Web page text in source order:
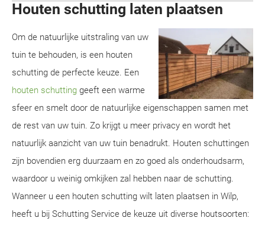
Houten schutting laten plaatsen
Om de natuurlijke uitstraling van uw
tuin te behouden, is een houten
schutting de perfecte keuze. Een
houten schutting geeft een warme
sfeer en smelt door de natuurlijke eigenschappen samen met
de rest van uw tuin. Zo krijgt u meer privacy en wordt het
natuurlijk aanzicht van uw tuin benadrukt. Houten schuttingen
zijn bovendien erg duurzaam en zo goed als onderhoudsarm,
waardoor u weinig omkijken zal hebben naar de schutting.
Wanneer u een houten schutting wilt laten plaatsen in Wilp,
heeft u bij Schutting Service de keuze uit diverse houtsoorten: